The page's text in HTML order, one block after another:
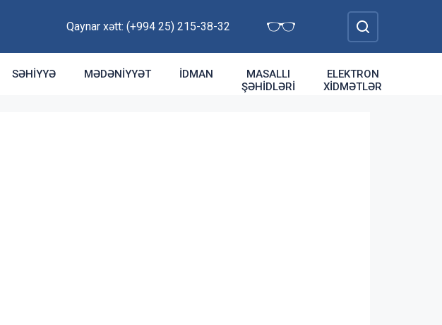
Qaynar xətt: (+994 25) 215-38-32
SƏHIYYƏ MƏDƏNIYYƏT İDMAN
MASALLI
ŞƏHIDLƏRI
ELEKTRON
XIDMƏTLƏR